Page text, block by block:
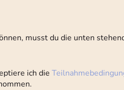
musst du die unten
ich die